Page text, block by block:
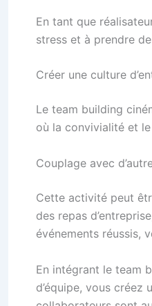
En tant que
stress et à prendre
Créer une culture
Le team building
où la convivialité et
Couplage avec
Cette activité peut
des repas
événements réussis,
En intégrant le team
d’équipe, vous créez